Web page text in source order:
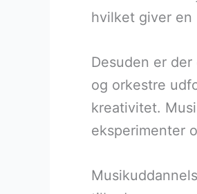
hvilket giver en
Desuden er
og orkestre
kreativitet.
eksperimenter